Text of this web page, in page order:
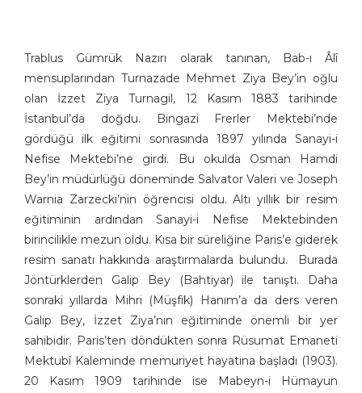
Trablus Gümrük Nazırı olarak tanınan, Bab-ı Âlî
mensuplarından Turnazade Mehmet Ziya Bey’in oğlu
olan İzzet Ziya Turnagil, 12 Kasım 1883 tarihinde
İstanbul’da doğdu. Bingazi Frerler Mektebi’nde
gördüğü ilk eğitimi sonrasında 1897 yılında Sanayi-i
Nefise Mektebi’ne girdi. Bu okulda Osman Hamdi
Bey’in müdürlüğü döneminde Salvator Valeri ve Joseph
Warnia Zarzecki’nin öğrencisi oldu. Altı yıllık bir resim
eğitiminin ardından Sanayi-i Nefise Mektebinden
birincilikle mezun oldu. Kısa bir süreliğine Paris’e giderek
resim sanatı hakkında araştırmalarda bulundu. Burada
Jöntürklerden Galip Bey (Bahtiyar) ile tanıştı. Daha
sonraki yıllarda Mihri (Müşfik) Hanım’a da ders veren
Galip Bey, İzzet Ziya’nın eğitiminde önemli bir yer
sahibidir. Paris’ten döndükten sonra Rüsumat Emaneti
Mektubî Kaleminde memuriyet hayatına başladı (1903).
20 Kasım 1909 tarihinde ise Mabeyn-i Hümayun